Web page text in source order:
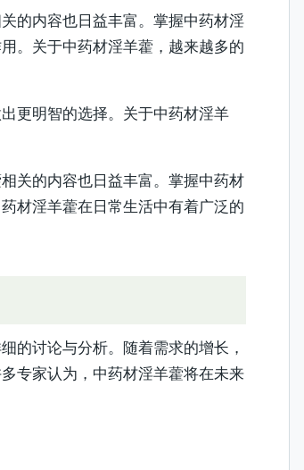
的内容也日益丰富。掌握中药材淫
。关于中药材淫羊藿，越来越多的
更明智的选择。关于中药材淫羊
关的内容也日益丰富。掌握中药材
材淫羊藿在日常生活中有着广泛的
的讨论与分析。随着需求的增长，
专家认为，中药材淫羊藿将在未来